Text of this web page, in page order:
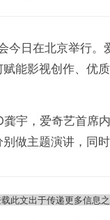
今日在北京举行
能影视创作、优
宇，爱奇艺首席
做主题演讲，同
此文出于传递更多信息